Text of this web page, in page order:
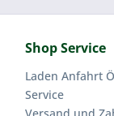
Shop Service
Laden Anfahrt
Service
Versand und